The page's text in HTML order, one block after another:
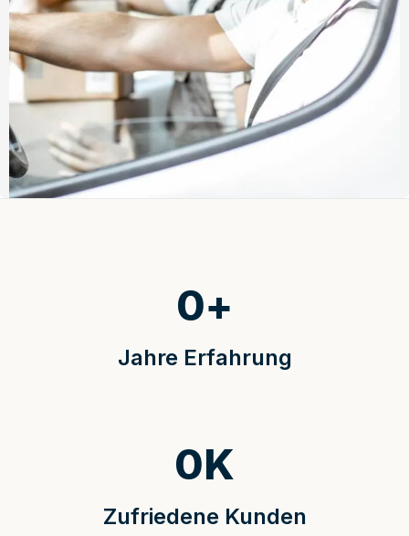
Jahre Erfahrung
0+
Zufriedene Kunden
0K